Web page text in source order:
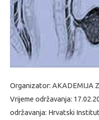
Organizator: AKADEMIJA
Vrijeme održavanja:
održavanja: Hrvatski